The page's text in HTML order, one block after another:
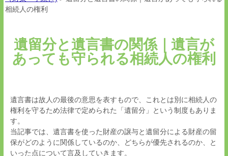
相続人の権利
遺留分と遺言書の関係｜遺言が
あっても守られる相続人の権利
遺言書は故人の最後の意思を表すもので、これとは別に相続人の
権利を守るため法律で定められた「遺留分」という制度もありま
す。
当記事では、遺言書を使った財産の譲与と遺留分による財産の留
保がどのように関係しているのか、どちらが優先されるのか、と
いった点について言及していきます。